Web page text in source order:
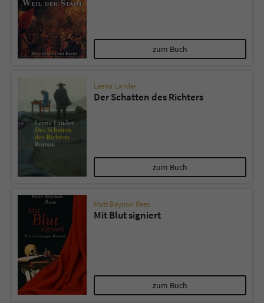
zum Buch
Leena Lander
Der Schatten des Richters
zum Buch
Matt Beynon Rees
Mit Blut signiert
zum Buch